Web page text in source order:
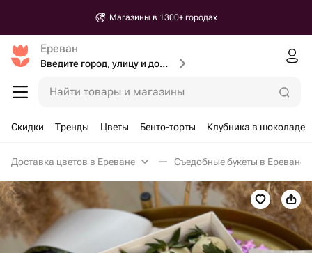
Магазины в 1300+ городах
Ереван
Введите город, улицу и дом доставки
Найти товары и магазины
Скидки Тренды Цветы Бенто-торты Клубника в шоколаде
Доставка цветов в Ереване Съедобные букеты в Ереване